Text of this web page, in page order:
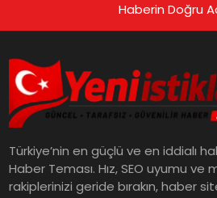
Haberin Doğru
Türkiye’nin en güçlü ve en iddialı
Haber Teması. Hız, SEO uyumu ve
rakiplerinizi geride bırakın, haber